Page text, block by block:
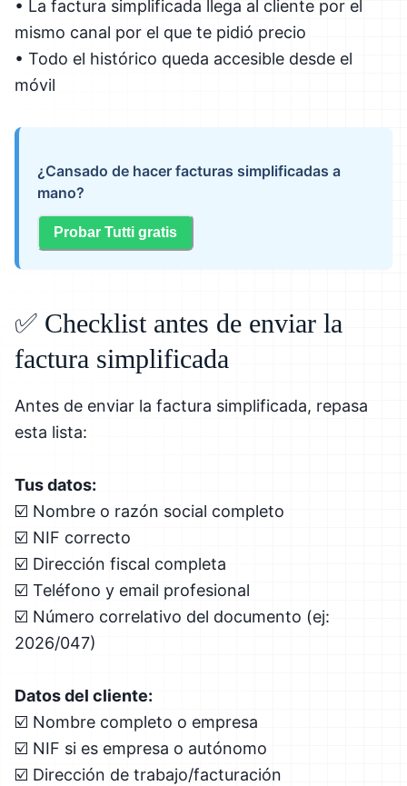
• La factura simplificada llega al cliente por el
mismo canal por el que te pidió precio
• Todo el histórico queda accesible desde el
móvil
¿Cansado de hacer facturas simplificadas a
mano?
Probar Tutti gratis
✅ Checklist antes de enviar la
factura simplificada
Antes de enviar la factura simplificada, repasa
esta lista:
Tus datos:
☑️ Nombre o razón social completo
☑️ NIF correcto
☑️ Dirección fiscal completa
☑️ Teléfono y email profesional
☑️ Número correlativo del documento (ej:
2026/047)
Datos del cliente:
☑️ Nombre completo o empresa
☑️ NIF si es empresa o autónomo
☑️ Dirección de trabajo/facturación